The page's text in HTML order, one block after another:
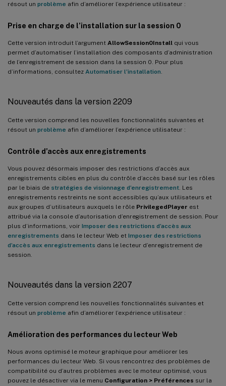
résout un problème afin d’améliorer l’expérience utilisateur :
Prise en charge de l’installation sur la session 0
Cette version introduit l’argument AllowSession0Install qui vous
permet d’automatiser l’installation des composants d’administration
de l’enregistrement de session dans la session 0. Pour plus
d’informations, consultez Automatiser l’installation.
Nouveautés dans la version 2209
Cette version comprend les nouvelles fonctionnalités suivantes et
résout un problème afin d’améliorer l’expérience utilisateur :
Contrôle d’accès aux enregistrements
Vous pouvez désormais imposer des restrictions d’accès aux
enregistrements cibles en plus du contrôle d’accès basé sur les rôles
par le biais de stratégies de visionnage d’enregistrement. Les
enregistrements restreints ne sont accessibles qu’aux utilisateurs et
aux groupes d’utilisateurs auxquels le rôle PrivilegedPlayer est
attribué via la console d’autorisation d’enregistrement de session. Pour
plus d’informations, voir Imposer des restrictions d’accès aux
enregistrements dans le lecteur Web et Imposer des restrictions
d’accès aux enregistrements dans le lecteur d’enregistrement de
session.
Nouveautés dans la version 2207
Cette version comprend les nouvelles fonctionnalités suivantes et
résout un problème afin d’améliorer l’expérience utilisateur :
Amélioration des performances du lecteur Web
Nous avons optimisé le moteur graphique pour améliorer les
performances du lecteur Web. Si vous rencontrez des problèmes de
compatibilité ou d’autres problèmes avec le moteur optimisé, vous
pouvez le désactiver via le menu Configuration > Préférences sur la